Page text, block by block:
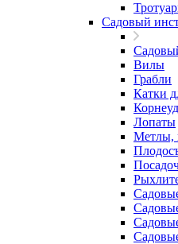
Садовый
Вилы
Грабли
Катки
Лопаты
Метлы,